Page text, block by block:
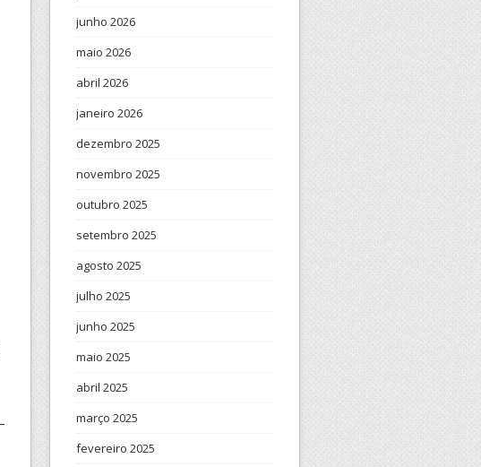
junho 2026
maio 2026
abril 2026
janeiro 2026
dezembro 2025
novembro 2025
outubro 2025
setembro 2025
agosto 2025
julho 2025
junho 2025
maio 2025
abril 2025
março 2025
fevereiro 2025